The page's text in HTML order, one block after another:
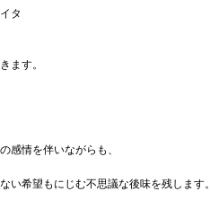
タ
ます。
感情を伴いながらも、
い希望もにじむ不思議な後味を残します。